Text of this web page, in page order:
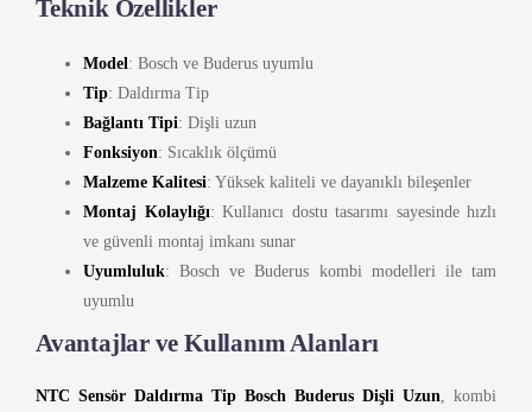
Teknik Özellikler
Model: Bosch ve Buderus uyumlu
Tip: Daldırma Tip
Bağlantı Tipi: Dişli uzun
Fonksiyon: Sıcaklık ölçümü
Malzeme Kalitesi: Yüksek kaliteli ve dayanıklı bileşenler
Montaj Kolaylığı: Kullanıcı dostu tasarımı sayesinde hızlı
ve güvenli montaj imkanı sunar
Uyumluluk: Bosch ve Buderus kombi modelleri ile tam
uyumlu
Avantajlar ve Kullanım Alanları
NTC Sensör Daldırma Tip Bosch Buderus Dişli Uzun, kombi